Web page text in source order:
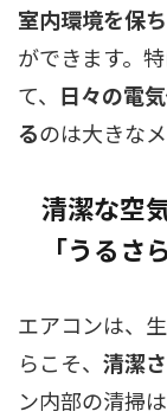
室内環境を保
ができます。
て、 日々の電
るのは大きな
清潔な空
「うるさ
エアコンは、
らこそ、 清潔
ン内部の清掃